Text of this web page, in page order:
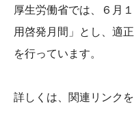
厚生労働省では、６月
用啓発月間」とし、適
を行っています。
詳しくは、関連リンク